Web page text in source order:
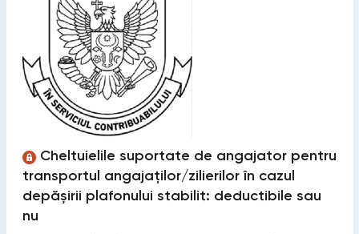
Cheltuielile suportate de angajator pentru
transportul angajaților/zilierilor în cazul
depășirii plafonului stabilit: deductibile sau
nu